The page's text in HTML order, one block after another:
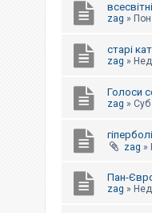
zag »
старі
zag »
Голоси
zag » Суб
zag »
Пан-
zag »